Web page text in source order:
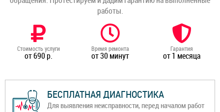
работы.
Стоимость услуги
от 690 р.
Время ремонта
от 30 минут
Гарантия
от 1 месяца
БЕСПЛАТНАЯ ДИАГНОСТИКА
Для выявления неисправности, перед началом работ